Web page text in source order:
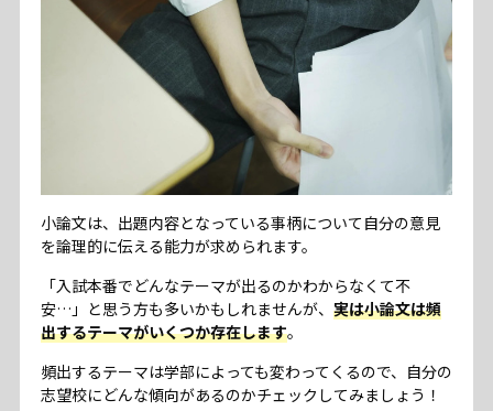
小論文は、出題内容となっている事柄について自分の意見
を論理的に伝える能力が求められます。
「入試本番でどんなテーマが出るのかわからなくて不
安…」と思う方も多いかもしれませんが、 実は小論文は頻
出するテーマがいくつか存在します。
頻出するテーマは学部によっても変わってくるので、自分の
志望校にどんな傾向があるのかチェックしてみましょう！